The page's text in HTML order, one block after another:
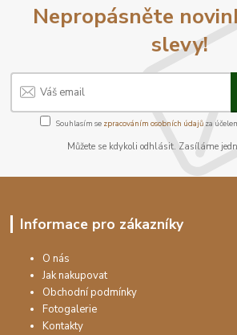
Nepropásněte
slevy!
Souhlasím se zpracováním osobních údajůza
Můžete se kdykoli odhlásit. Zasíláme
Informace pro zákazníky
O nás
Jak nakupovat
Obchodní podmínky
Fotogalerie
Kontakty